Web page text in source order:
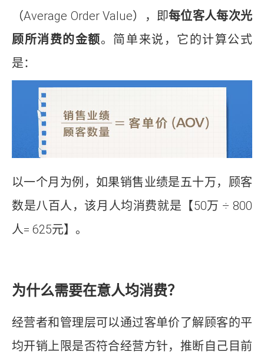
（Average Order Value），即每位客人每次光
顾所消费的金额。简单来说，它的计算公式
是：
以一个月为例，如果销售业绩是五十万，顾客
数是八百人，该月人均消费就是【50万 ÷ 800
人= 625元】。
为什么需要在意人均消费？
经营者和管理层可以通过客单价了解顾客的平
均开销上限是否符合经营方针，推断自己目前